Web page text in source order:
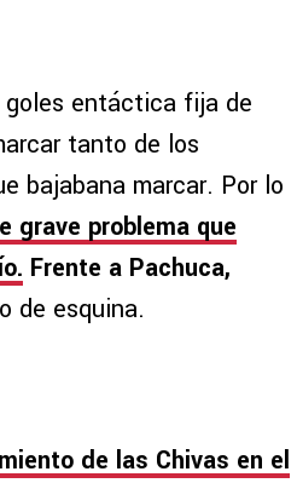
goles entáctica fija de
tanto de los
bajabana marcar. Por lo
grave problema que
Frente a Pachuca,
de esquina.
de las Chivas en el